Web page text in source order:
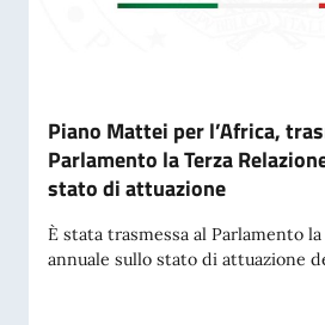
Piano Mattei per l’Africa,
Parlamento la Terza
stato di attuazione
È stata trasmessa al Parlamento la
annuale sullo stato di attuazione